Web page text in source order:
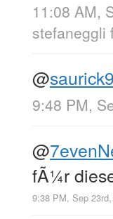
11:08 AM,
stefaneggli
@
9:48 PM,
@
fÃ¼r
9:38 PM, Sep